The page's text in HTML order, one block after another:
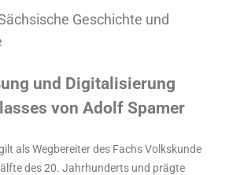
Geschichte und
und Digitalisierung
von Adolf Spamer
als Wegbereiter des Fachs Volkskunde
des 20. Jahrhunderts und prägte